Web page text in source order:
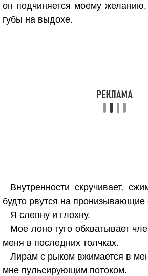
он подчиняется моему
губы на выдохе.
Внутренности скручивает,
будто рвутся на пронизывающие
Я слепну и глохну.
Мое лоно туго обхватывает
меня в последних толчках.
Лирам с рыком вжимается в
мне пульсирующим потоком.